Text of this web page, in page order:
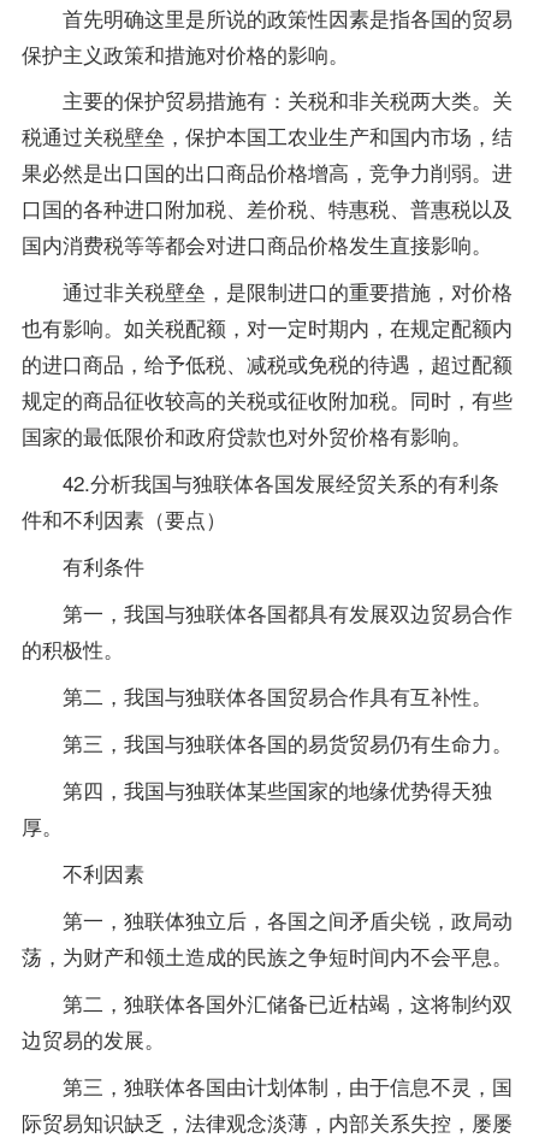
首先明确这里是所说的政策性因素是指各国的贸易
保护主义政策和措施对价格的影响。
主要的保护贸易措施有：关税和非关税两大类。关
税通过关税壁垒，保护本国工农业生产和国内市场，结
果必然是出口国的出口商品价格增高，竞争力削弱。进
口国的各种进口附加税、差价税、特惠税、普惠税以及
国内消费税等等都会对进口商品价格发生直接影响。
通过非关税壁垒，是限制进口的重要措施，对价格
也有影响。如关税配额，对一定时期内，在规定配额内
的进口商品，给予低税、减税或免税的待遇，超过配额
规定的商品征收较高的关税或征收附加税。同时，有些
国家的最低限价和政府贷款也对外贸价格有影响。
42.分析我国与独联体各国发展经贸关系的有利条
件和不利因素（要点）
有利条件
第一，我国与独联体各国都具有发展双边贸易合作
的积极性。
第二，我国与独联体各国贸易合作具有互补性。
第三，我国与独联体各国的易货贸易仍有生命力。
第四，我国与独联体某些国家的地缘优势得天独
厚。
不利因素
第一，独联体独立后，各国之间矛盾尖锐，政局动
荡，为财产和领土造成的民族之争短时间内不会平息。
第二，独联体各国外汇储备已近枯竭，这将制约双
边贸易的发展。
第三，独联体各国由计划体制，由于信息不灵，国
际贸易知识缺乏，法律观念淡薄，内部关系失控，屡屡